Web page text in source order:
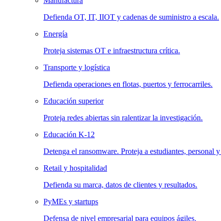
Defienda OT, IT, IIOT y cadenas de suministro a escala.
Energía
Proteja sistemas OT e infraestructura crítica.
Transporte y logística
Defienda operaciones en flotas, puertos y ferrocarriles.
Educación superior
Proteja redes abiertas sin ralentizar la investigación.
Educación K-12
Detenga el ransomware. Proteja a estudiantes, personal y
Retail y hospitalidad
Defienda su marca, datos de clientes y resultados.
PyMEs y startups
Defensa de nivel empresarial para equipos ágiles.